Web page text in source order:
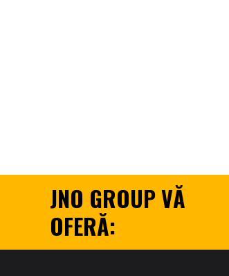
JNO GROUP VĂ
OFERĂ: